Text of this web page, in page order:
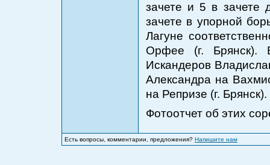
зачете и 5 в зачете
зачете в упорной
Лагуне
Орфее (г. Брянск).
Искандеров
Александра на
на Репризе (г. Брянск).
Фотоотчет об этих
Есть вопросы, комментарии, предложения? Напишите нам